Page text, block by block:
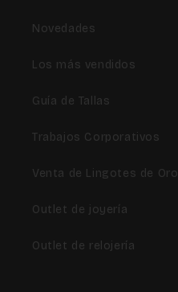
Novedades
Los más vendidos
Guía de Tallas
Trabajos Corporativos
Venta de Lingotes de Oro
Outlet de joyería
Outlet de relojería